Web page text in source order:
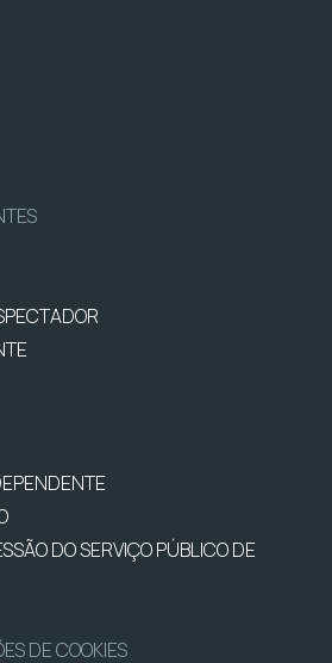
DO SERVIÇO PÚBLICO DE
DE COOKIES